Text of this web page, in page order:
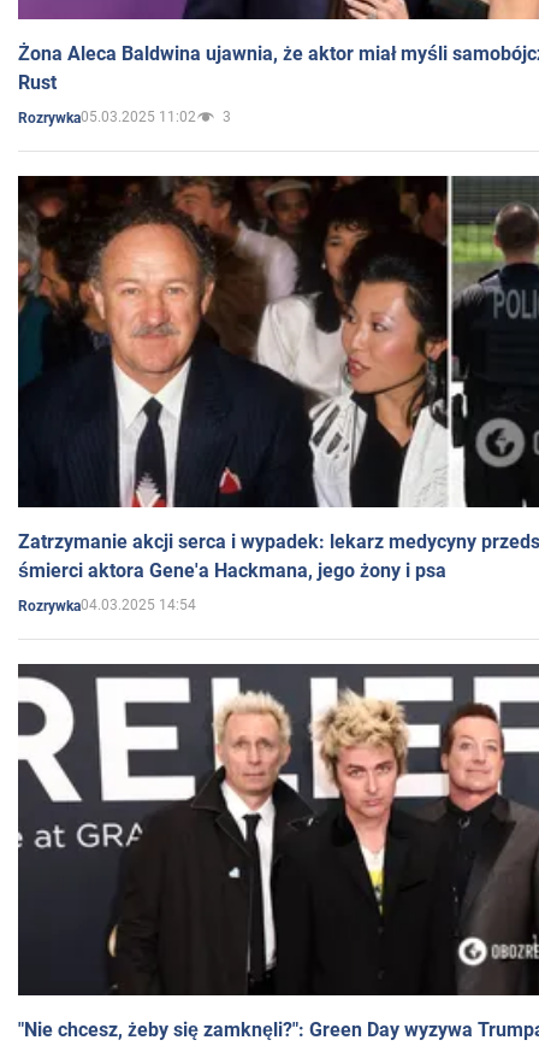
Żona Aleca Baldwina ujawnia, że aktor miał myśli
Rust
Rozrywka05.03.2025 11:02 3
Zatrzymanie akcji serca i wypadek: lekarz medycyny
śmierci aktora Gene'a Hackmana, jego żony i psa
Rozrywka04.03.2025 14:54
"Nie chcesz, żeby się zamknęli?": Green Day wyzywa